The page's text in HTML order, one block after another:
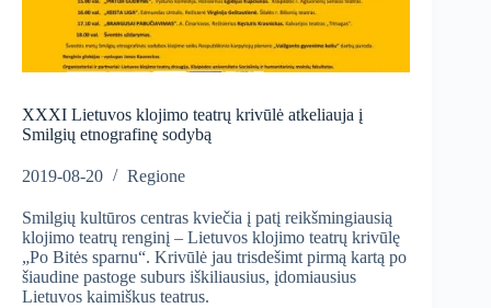
XXXI Lietuvos klojimo teatrų krivūlė atkeliauja į
Smilgių etnografinę sodybą
2019-08-20 Regione
Smilgių kultūros centras kviečia į patį reikšmingiausią
klojimo teatrų renginį – Lietuvos klojimo teatrų krivūlę
„Po Bitės sparnu“. Krivūlė jau trisdešimt pirmą kartą po
šiaudine pastoge suburs iškiliausius, įdomiausius
Lietuvos kaimiškus teatrus.